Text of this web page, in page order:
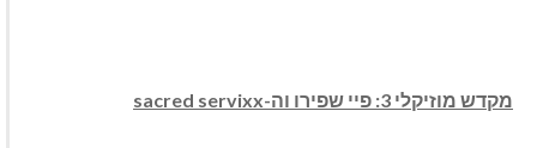
מקדש מוזיקלי 3: פיי שפירו וה-sacred servixx